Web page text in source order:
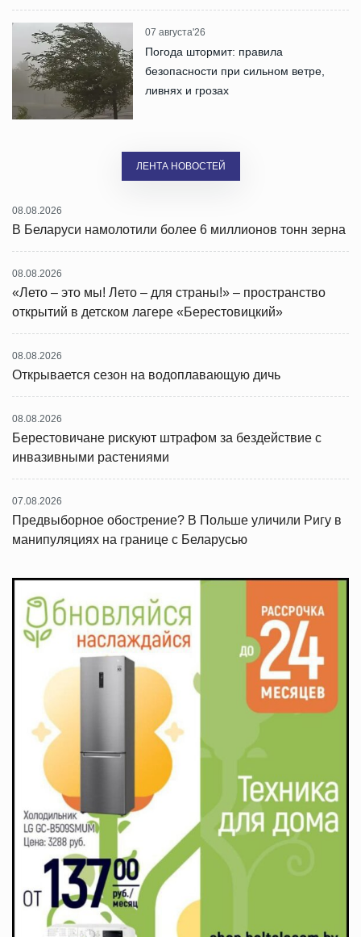
07 августа'26
Погода штормит: правила
безопасности при сильном ветре,
ливнях и грозах
ЛЕНТА НОВОСТЕЙ
08.08.2026
В Беларуси намолотили более 6 миллионов тонн зерна
08.08.2026
«Лето – это мы! Лето – для страны!» – пространство
открытий в детском лагере «Берестовицкий»
08.08.2026
Открывается сезон на водоплавающую дичь
08.08.2026
Берестовичане рискуют штрафом за бездействие с
инвазивными растениями
07.08.2026
Предвыборное обострение? В Польше уличили Ригу в
манипуляциях на границе с Беларусью